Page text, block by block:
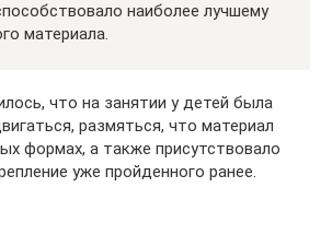
наиболее лучшему
материала.
что на занятии у детей была
размяться, что материал
формах, а также присутствовало
уже пройденного ранее.